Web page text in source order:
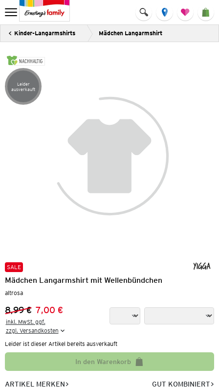
Kinder-Langarmshirts Mädchen Langarmshirt
NACHHALTIG
Artikel leider ausverkauft
Leider
ausverkauft
SALE
Mädchen Langarmshirt mit Wellenbündchen
altrosa
Vorheriger Preis:
8,99 €
Neuer Preis:
7,00 €
inkl. MwSt. ggf.
zzgl. Versandkosten
Leider ist dieser Artikel bereits ausverkauft
In den Warenkorb
ARTIKEL MERKEN GUT KOMBINIERT